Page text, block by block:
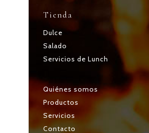
Tienda
Dulce
Salado
Servicios de Lunch
Quiénes somos
Productos
Servicios
Contacto